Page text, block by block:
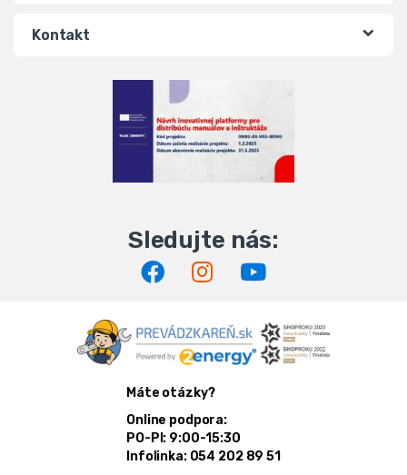
Kontakt
Máte otázky?
Online podpora:
PO-PI: 9:00-15:30
Infolinka: 054 202 89 51